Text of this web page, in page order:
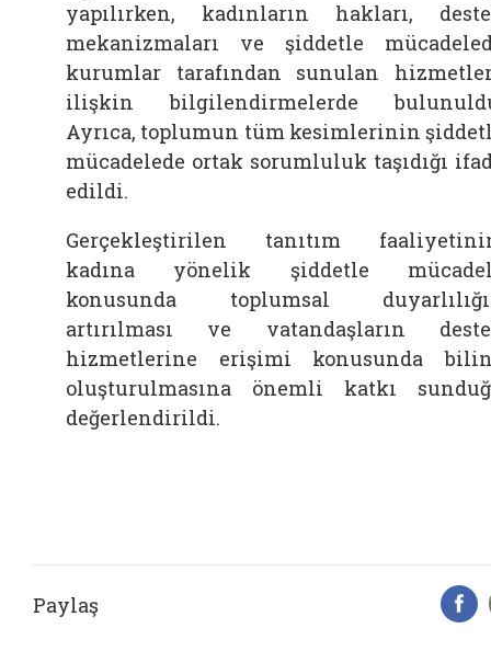
yapılırken, kadınların hakları,
mekanizmaları ve şiddetle
kurumlar tarafından sunulan
ilişkin bilgilendirmelerde
Ayrıca, toplumun tüm kesimlerinin
mücadelede ortak sorumluluk taşıdığı
edildi.
Gerçekleştirilen tanıtım
kadına yönelik şiddetle
konusunda toplumsal
artırılması ve vatandaşların
hizmetlerine erişimi konusunda
oluşturulmasına önemli katkı
değerlendirildi.
Paylaş